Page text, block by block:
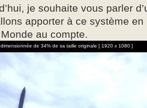
je souhaite vous parler
apporter à ce système en
au compte.
de 34% de sa taille originale [ 1920 x 1080 ]